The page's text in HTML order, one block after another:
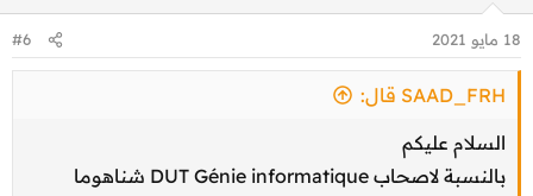
يسرنا في منتديات توجيه نت
، بشكل حصري
تقديم المعطيات والاحصائيات الحصرية التالية 2018 و 2019
و 2020 :
ع
ل
ا
ت
18 مايو 2021 #6
SAAD_FRH قال:
السلام عليكم
بالنسبة لاصحاب DUT Génie informatique شناهوما